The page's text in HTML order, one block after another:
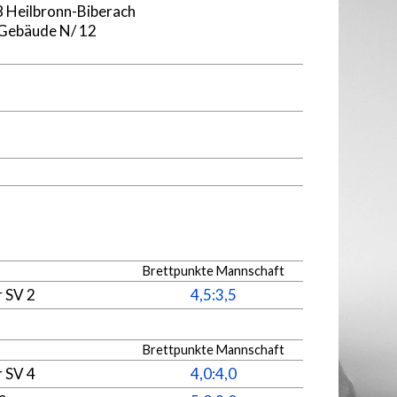
Heilbronn-Biberach
N/ 12
Brettpunkte Mannschaft
2 4,5:3,5
Brettpunkte Mannschaft
4
4,0:4,0